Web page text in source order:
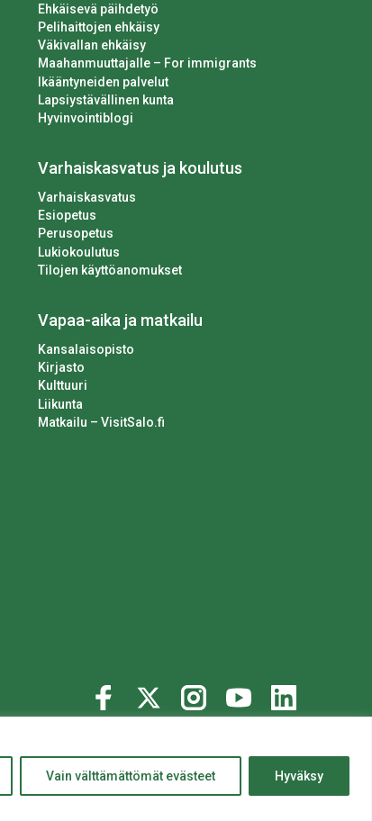
Vain välttämättömät evästeet Hyväksy
Takaisin
ylös
Ehkäisevä päihdetyö
Pelihaittojen ehkäisy
Väkivallan ehkäisy
Maahanmuuttajalle – For immigrants
Ikääntyneiden palvelut
Lapsiystävällinen kunta
Hyvinvointiblogi
Varhaiskasvatus ja koulutus
Varhaiskasvatus
Esiopetus
Perusopetus
Lukiokoulutus
Tilojen käyttöanomukset
Vapaa-aika ja matkailu
Kansalaisopisto
Kirjasto
Kulttuuri
Liikunta
Matkailu – VisitSalo.fi